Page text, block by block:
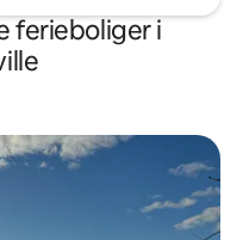
ferieboliger i